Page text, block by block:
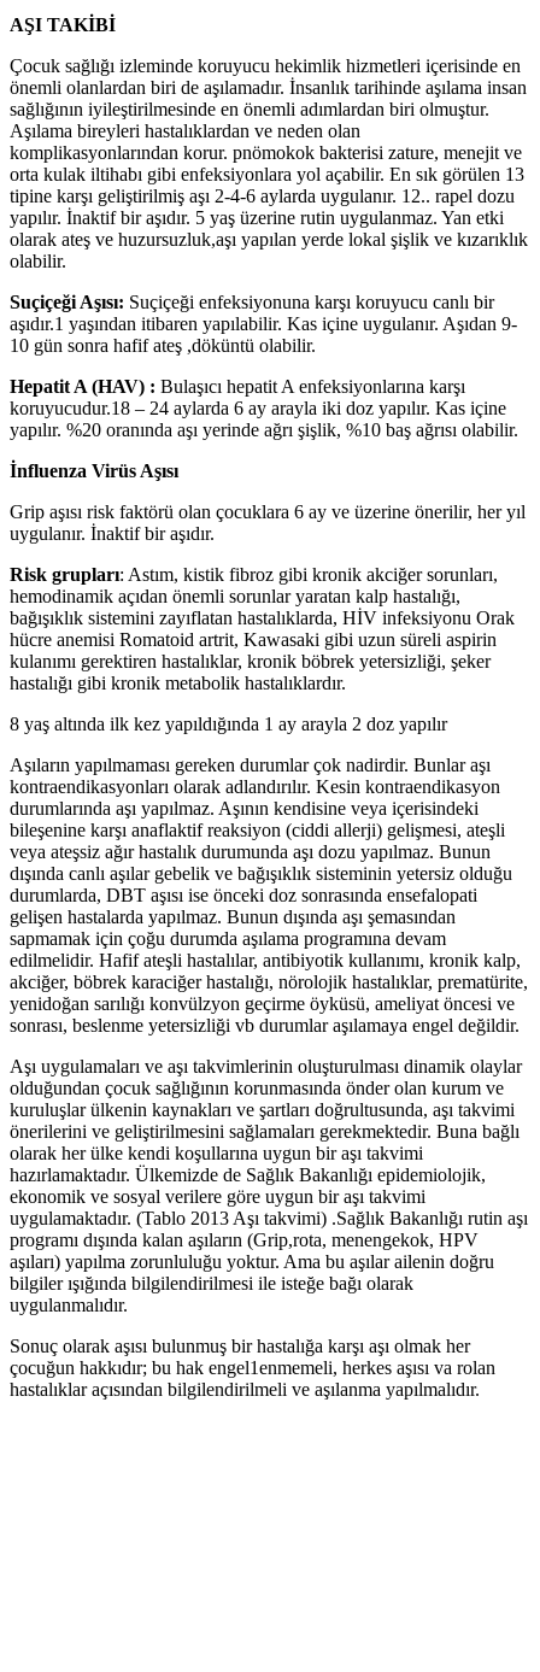
AŞI TAKİBİ
Çocuk sağlığı izleminde koruyucu hekimlik hizmetleri içerisinde en
önemli olanlardan biri de aşılamadır. İnsanlık tarihinde aşılama insan
sağlığının iyileştirilmesinde en önemli adımlardan biri olmuştur.
Aşılama bireyleri hastalıklardan ve neden olan
komplikasyonlarından korur. pnömokok bakterisi zature, menejit ve
orta kulak iltihabı gibi enfeksiyonlara yol açabilir. En sık görülen 13
tipine karşı geliştirilmiş aşı 2-4-6 aylarda uygulanır. 12.. rapel dozu
yapılır. İnaktif bir aşıdır. 5 yaş üzerine rutin uygulanmaz. Yan etki
olarak ateş ve huzursuzluk,aşı yapılan yerde lokal şişlik ve kızarıklık
olabilir.
Suçiçeği Aşısı: Suçiçeği enfeksiyonuna karşı koruyucu canlı bir
aşıdır.1 yaşından itibaren yapılabilir. Kas içine uygulanır. Aşıdan 9-
10 gün sonra hafif ateş ,döküntü olabilir.
Hepatit A (HAV) : Bulaşıcı hepatit A enfeksiyonlarına karşı
koruyucudur.18 – 24 aylarda 6 ay arayla iki doz yapılır. Kas içine
yapılır. %20 oranında aşı yerinde ağrı şişlik, %10 baş ağrısı olabilir.
İnfluenza Virüs Aşısı
Grip aşısı risk faktörü olan çocuklara 6 ay ve üzerine önerilir, her yıl
uygulanır. İnaktif bir aşıdır.
Risk grupları: Astım, kistik fibroz gibi kronik akciğer sorunları,
hemodinamik açıdan önemli sorunlar yaratan kalp hastalığı,
bağışıklık sistemini zayıflatan hastalıklarda, HİV infeksiyonu Orak
hücre anemisi Romatoid artrit, Kawasaki gibi uzun süreli aspirin
kulanımı gerektiren hastalıklar, kronik böbrek yetersizliği, şeker
hastalığı gibi kronik metabolik hastalıklardır.
8 yaş altında ilk kez yapıldığında 1 ay arayla 2 doz yapılır
Aşıların yapılmaması gereken durumlar çok nadirdir. Bunlar aşı
kontraendikasyonları olarak adlandırılır. Kesin kontraendikasyon
durumlarında aşı yapılmaz. Aşının kendisine veya içerisindeki
bileşenine karşı anaflaktif reaksiyon (ciddi allerji) gelişmesi, ateşli
veya ateşsiz ağır hastalık durumunda aşı dozu yapılmaz. Bunun
dışında canlı aşılar gebelik ve bağışıklık sisteminin yetersiz olduğu
durumlarda, DBT aşısı ise önceki doz sonrasında ensefalopati
gelişen hastalarda yapılmaz. Bunun dışında aşı şemasından
sapmamak için çoğu durumda aşılama programına devam
edilmelidir. Hafif ateşli hastalılar, antibiyotik kullanımı, kronik kalp,
akciğer, böbrek karaciğer hastalığı, nörolojik hastalıklar, prematürite,
yenidoğan sarılığı konvülzyon geçirme öyküsü, ameliyat öncesi ve
sonrası, beslenme yetersizliği vb durumlar aşılamaya engel değildir.
Aşı uygulamaları ve aşı takvimlerinin oluşturulması dinamik olaylar
olduğundan çocuk sağlığının korunmasında önder olan kurum ve
kuruluşlar ülkenin kaynakları ve şartları doğrultusunda, aşı takvimi
önerilerini ve geliştirilmesini sağlamaları gerekmektedir. Buna bağlı
olarak her ülke kendi koşullarına uygun bir aşı takvimi
hazırlamaktadır. Ülkemizde de Sağlık Bakanlığı epidemiolojik,
ekonomik ve sosyal verilere göre uygun bir aşı takvimi
uygulamaktadır. (Tablo 2013 Aşı takvimi) .Sağlık Bakanlığı rutin aşı
programı dışında kalan aşıların (Grip,rota, menengekok, HPV
aşıları) yapılma zorunluluğu yoktur. Ama bu aşılar ailenin doğru
bilgiler ışığında bilgilendirilmesi ile isteğe bağı olarak
uygulanmalıdır.
Sonuç olarak aşısı bulunmuş bir hastalığa karşı aşı olmak her
çocuğun hakkıdır; bu hak engel1enmemeli, herkes aşısı va rolan
hastalıklar açısından bilgilendirilmeli ve aşılanma yapılmalıdır.